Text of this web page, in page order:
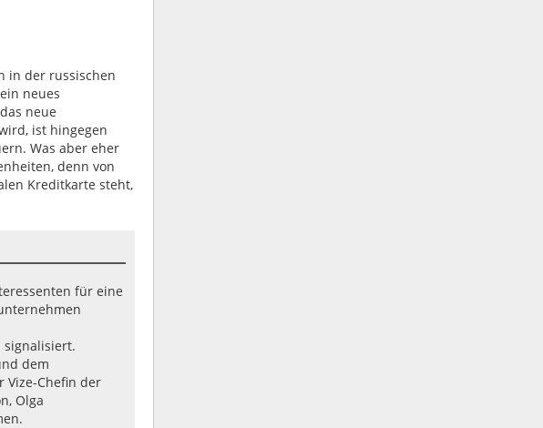
in der russischen
neues
neue
ist hingegen
Was aber eher
denn von
Kreditkarte steht,
für eine
signalisiert.
dem
Vize-Chefin der
Olga